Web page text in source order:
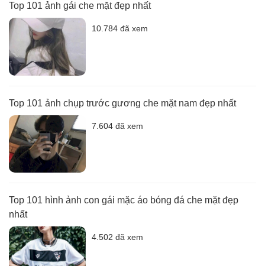
Top 101 ảnh gái che mặt đẹp nhất
10.784 đã xem
Top 101 ảnh chụp trước gương che mặt nam đẹp nhất
7.604 đã xem
Top 101 hình ảnh con gái mặc áo bóng đá che mặt đẹp
nhất
4.502 đã xem